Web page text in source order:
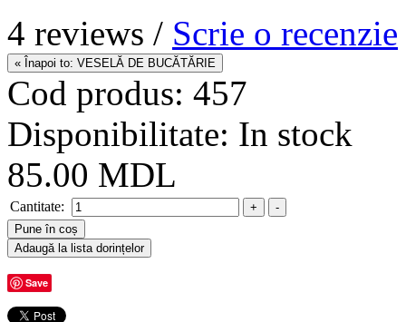
4 reviews / Scrie o recenzie
Cod produs: 457
Disponibilitate: In stock
85.00 MDL
Cantitate:
Save